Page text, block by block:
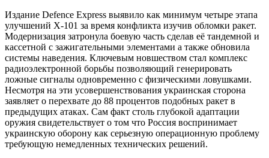
Издание Defence Express выявило как минимум четыре этапа
улучшений Х-101 за время конфликта изучив обломки ракет.
Модернизация затронула боевую часть сделав её тандемной и
кассетной с зажигательными элементами а также обновила
системы наведения. Ключевым новшеством стал комплекс
радиоэлектронной борьбы позволяющий генерировать
ложные сигналы одновременно с физическими ловушками.
Несмотря на эти усовершенствования украинская сторона
заявляет о перехвате до 88 процентов подобных ракет в
предыдущих атаках. Сам факт столь глубокой адаптации
оружия свидетельствует о том что Россия воспринимает
украинскую оборону как серьезную операционную проблему
требующую немедленных технических решений.